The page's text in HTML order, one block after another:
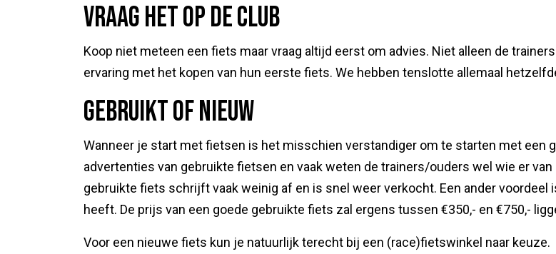
Vraag het op de club
Koop niet meteen een fiets maar vraag altijd eerst om advies. Niet alleen de
ervaring met het kopen van hun eerste fiets. We hebben tenslotte allemaal
Gebruikt of nieuw
Wanneer je start met fietsen is het misschien verstandiger om te starten met een
advertenties van gebruikte fietsen en vaak weten de trainers/ouders wel wie er
gebruikte fiets schrijft vaak weinig af en is snel weer verkocht. Een ander
heeft. De prijs van een goede gebruikte fiets zal ergens tussen €350,- en €750,-
Voor een nieuwe fiets kun je natuurlijk terecht bij een (race)fietswinkel naar keuze.